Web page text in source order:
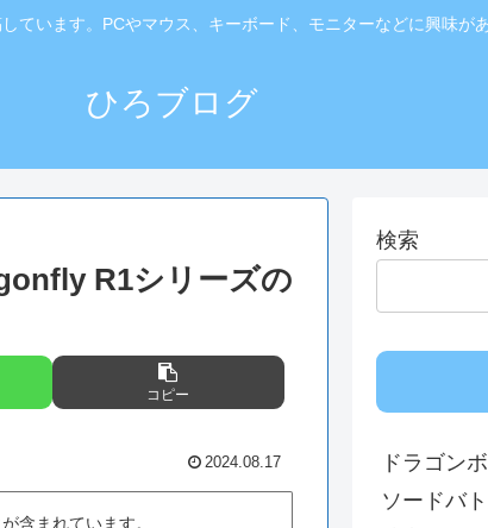
ています。PCやマウス、キーボード、モニターなどに興味が
ひろブログ
R1シリーズの
コピー
2024.08.17
含まれています。
検索
ドラゴン
ソードバ